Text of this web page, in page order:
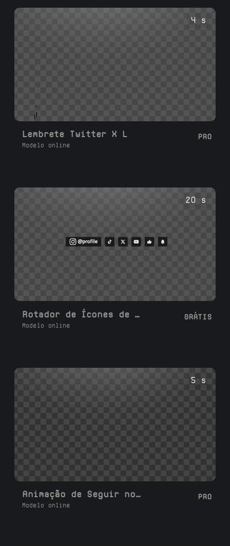
4 s
Lembrete Twitter X L
Modelo online
PRO
20 s
Rotador de Ícones de Mídias Sociais 2–6
Modelo online
GRÁTIS
5 s
Animação de Seguir no TikTok
Modelo online
PRO